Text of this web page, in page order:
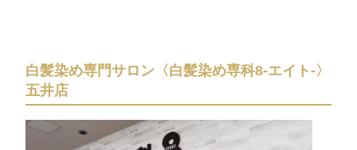
白髪染め専門サロン〈白髪染め専科8-エイト-〉
五井店